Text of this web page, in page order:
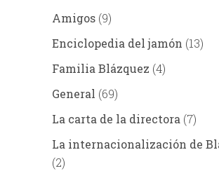
Amigos (9)
Enciclopedia del jamón (13)
Familia Blázquez (4)
General (69)
La carta de la directora (7)
La internacionalización de
(2)